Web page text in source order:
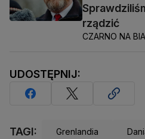
rządzić
CZARNO NA
UDOSTĘPNIJ:
TAGI: Grenlandia